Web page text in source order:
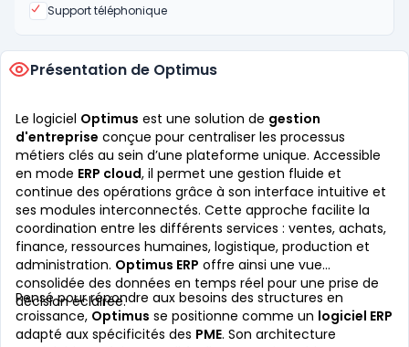
Support téléphonique
Oui
Présentation de Optimus
Le logiciel Optimus est une solution de gestion
d'entreprise conçue pour centraliser les processus
métiers clés au sein d’une plateforme unique. Accessible
en mode ERP cloud, il permet une gestion fluide et
continue des opérations grâce à son interface intuitive et
ses modules interconnectés. Cette approche facilite la
coordination entre les différents services : ventes, achats,
finance, ressources humaines, logistique, production et
administration. Optimus ERP offre ainsi une vue
consolidée des données en temps réel pour une prise de
décision éclairée.
Pensé pour répondre aux besoins des structures en
croissance, Optimus se positionne comme un logiciel ERP
adapté aux spécificités des PME. Son architecture